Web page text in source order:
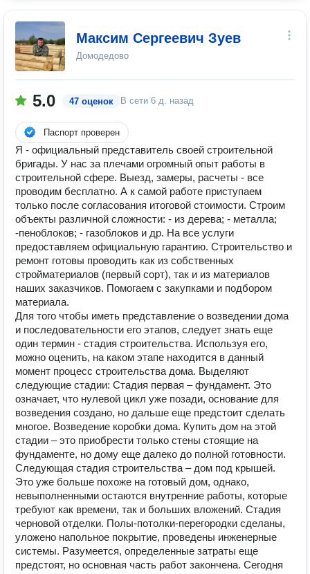
Максим Сергеевич Зуев
Домодедово
5.0 47 оценок В сети 6 д. назад
Паспорт проверен
Я - официальный представитель своей строительной
бригады. У нас за плечами огромный опыт работы в
строительной сфере. Выезд, замеры, расчеты - все
проводим бесплатно. А к самой работе приступаем
только после согласования итоговой стоимости. Строим
объекты различной сложности: - из дерева; - металла;
-пеноблоков; - газоблоков и др. На все услуги
предоставляем официальную гарантию. Строительство и
ремонт готовы проводить как из собственных
стройматериалов (первый сорт), так и из материалов
наших заказчиков. Помогаем с закупками и подбором
материала.
Для того чтобы иметь представление о возведении дома
и последовательности его этапов, следует знать еще
один термин - стадия строительства. Используя его,
можно оценить, на каком этапе находится в данный
момент процесс строительства дома. Выделяют
следующие стадии: Стадия первая – фундамент. Это
означает, что нулевой цикл уже позади, основание для
возведения создано, но дальше еще предстоит сделать
многое. Возведение коробки дома. Купить дом на этой
стадии – это приобрести только стены стоящие на
фундаменте, но дому еще далеко до полной готовности.
Следующая стадия строительства – дом под крышей.
Это уже больше похоже на готовый дом, однако,
невыполненными остаются внутренние работы, которые
требуют как времени, так и больших вложений. Стадия
черновой отделки. Полы-потолки-перегородки сделаны,
уложено напольное покрытие, проведены инженерные
системы. Разумеется, определенные затраты еще
предстоят, но основная часть работ закончена. Сегодня